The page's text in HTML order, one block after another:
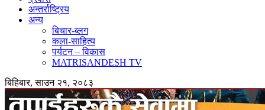
अन्तर्राष्ट्रिय
अन्य
बिचार-ब्लग
कला-साहित्य
पर्यटन – विकास
MATRISANDESH TV
बिहिबार, साउन २१, २०८३